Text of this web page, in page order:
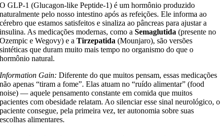
O GLP-1 (Glucagon-like Peptide-1) é um hormônio produzido
naturalmente pelo nosso intestino após as refeições. Ele informa ao
cérebro que estamos satisfeitos e sinaliza ao pâncreas para ajustar a
insulina. As medicações modernas, como aSemaglutida (presente no
Ozempic e Wegovy) e aTirzepatida (Mounjaro), são versões
sintéticas que duram muito mais tempo no organismo do que o
hormônio natural.
Information Gain: Diferente do que muitos pensam, essas medicações
não apenas “tiram a fome”. Elas atuam no “ruído alimentar” (food
noise) — aquele pensamento constante em comida que muitos
pacientes com obesidade relatam. Ao silenciar esse sinal neurológico, o
paciente consegue, pela primeira vez, ter autonomia sobre suas
escolhas alimentares.